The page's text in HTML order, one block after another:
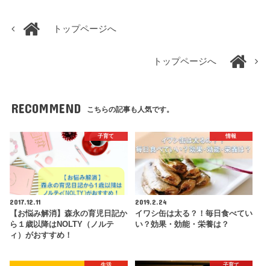
トップページへ
トップページへ
RECOMMEND こちらの記事も人気です。
子育て
2017.12.11
【お悩み解消】森永の育児日記か
ら１歳以降はNOLTY（ノルテ
ィ）がおすすめ！
情報
2019.2.24
イワシ缶は太る？！毎日食べてい
い？効果・効能・栄養は？
生活 子育て